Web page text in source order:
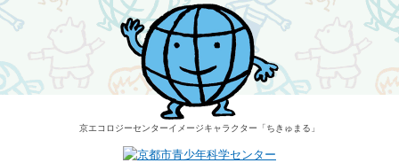
京エコロジーセンターイメージキャラクター 「ちきゅまる」